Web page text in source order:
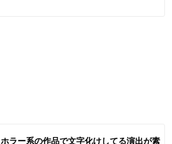
ホラー系の作品で文字化けしてる演出が素